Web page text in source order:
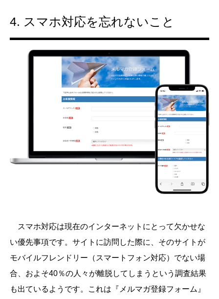
4. スマホ対応を忘れないこと
スマホ対応は現在のインターネットにとって欠かせな
い優先事項です。サイトに訪問した際に、そのサイトが
モバイルフレンドリー（スマートフォン対応）でない場
合、およそ40％の人々が離脱してしまうという調査結果
も出ているようです。これは『メルマガ登録フォーム』